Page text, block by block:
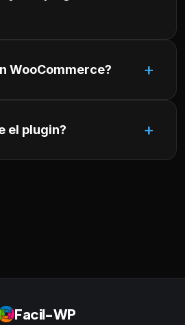
WooCommerce?
el plugin?
Facil-WP